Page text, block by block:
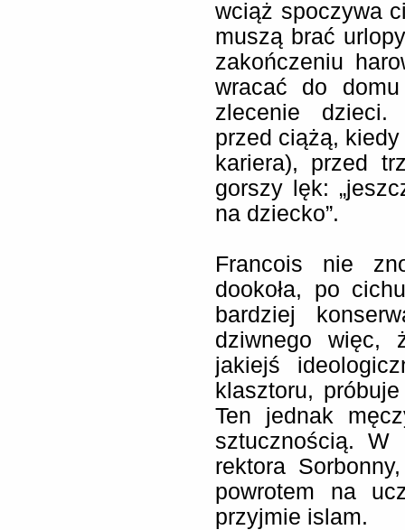
wciąż spoczywa
muszą brać
zakończeniu
wracać do
zlecenie dzieci.
przed ciążą,
kariera), przed
gorszy lęk:
na dziecko”.
Francois nie
dookoła, po
bardziej
dziwnego więc,
jakiejś
klasztoru,
Ten jednak
sztucznością. W
rektora
powrotem na
przyjmie islam.